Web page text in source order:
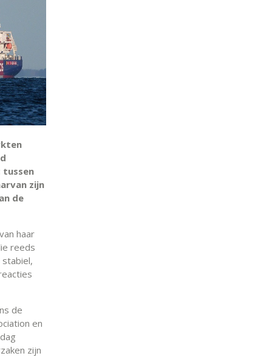
tussen
zijn
de
haar
reeds
de
en
zijn